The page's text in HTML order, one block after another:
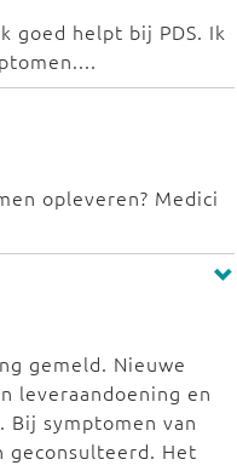
goed helpt bij PDS. Ik
opleveren? Medici
gemeld. Nieuwe
leveraandoening en
symptomen van
geconsulteerd. Het